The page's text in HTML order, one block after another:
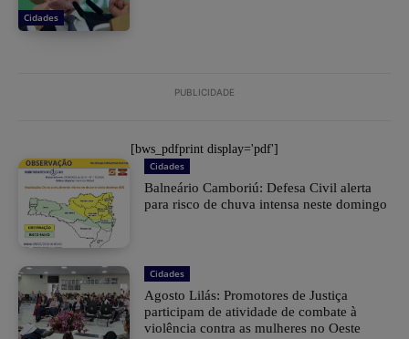
Cidades
PUBLICIDADE
[bws_pdfprint display='pdf']
Cidades
Balneário Camboriú: Defesa Civil alerta
para risco de chuva intensa neste domingo
Cidades
Agosto Lilás: Promotores de Justiça
participam de atividade de combate à
violência contra as mulheres no Oeste